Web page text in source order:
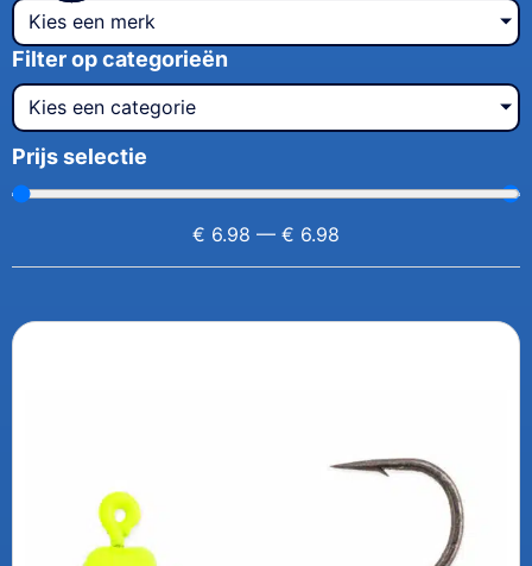
Kies een merk
Filter op categorieën
Kies een categorie
Prijs selectie
€ 6.98 — € 6.98